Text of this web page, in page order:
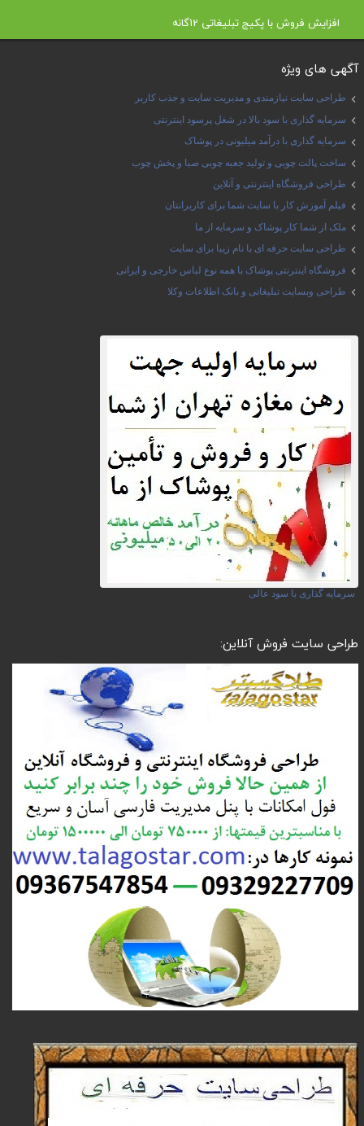
افزایش فروش با پکیج تبلیغاتی 12گانه
آگهی های ویژه
طراحی سایت نیازمندی و مدیریت سایت و جذب کاربر
سرمایه گذاری با سود بالا در شغل پرسود اینترنتی
سرمایه گذاری با درآمد میلیونی در پوشاک
ساخت پالت چوبی و تولید جعبه چوبی صبا و پخش چوب
طراحی فروشگاه اینترنتی و آنلاین
فیلم آموزش کار با سایت شما برای کاربرانتان
ملک از شما کار پوشاک و سرمایه از ما
طراحی سایت حرفه ای با نام زیبا برای سایت
فروشگاه اینترنتی پوشاک با همه نوع لباس خارجی و ایرانی
طراحی وبسایت تبلیغاتی و بانک اطلاعات وکلا
سرمایه گذاری با سود عالی
طراحی سایت فروش آنلاین: